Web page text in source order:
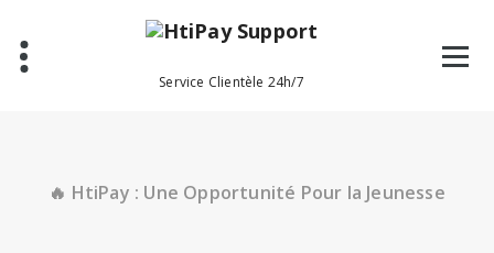
contenu
Service Clientèle 24h/7
🔥 HtiPay : Une Opportunité Pour la Jeunesse